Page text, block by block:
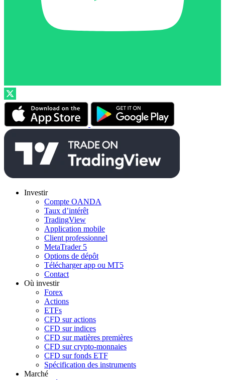
Investir
Compte OANDA
Taux d’intérêt
TradingView
Application mobile
Client professionnel
MetaTrader 5
Options de dépôt
Télécharger app ou MT5
Contact
Où investir
Forex
Actions
ETFs
CFD sur actions
CFD sur indices
CFD sur matières premières
CFD sur crypto-monnaies
CFD sur fonds ETF
Spécification des instruments
Marché